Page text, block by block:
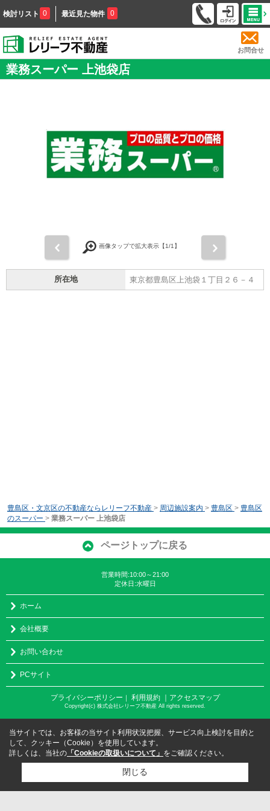
検討リスト 0 最近見た物件 0
お問合せ
業務スーパー 上池袋店
画像タップで拡大表示【1/1】
所在地 東京都豊島区上池袋１丁目２６－４
豊島区・文京区の不動産ならレリーフ不動産 > 周辺施設案内 > 豊島区 > 豊島区
のスーパー > 業務スーパー 上池袋店
ページトップに戻る
営業時間:10:00～21:00
定休日:水曜日
ホーム
会社概要
お問い合わせ
PCサイト
プライバシーポリシー ｜ 利用規約 ｜アクセスマップ
Copyright(c) 株式会社レリーフ不動産 All rights reserved.
当サイトでは、お客様の当サイト利用状況把握、サービス向上検討を目的と
して、クッキー（Cookie）を使用しています。
詳しくは、当社の 「Cookieの取扱いについて」 をご確認ください。
閉じる